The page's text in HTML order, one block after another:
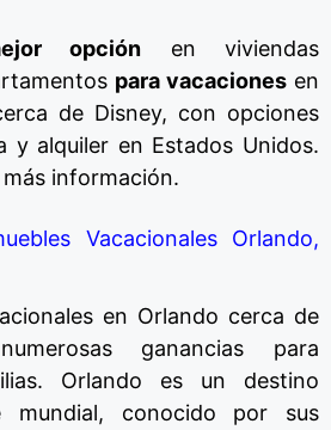
opción en viviendas
para vacacionesen
de Disney, con opciones
y alquiler en Estados Unidos.
información.
Vacacionales Orlando,
en Orlando cerca de
ganancias para
Orlando es un destino
mundial, conocido por sus